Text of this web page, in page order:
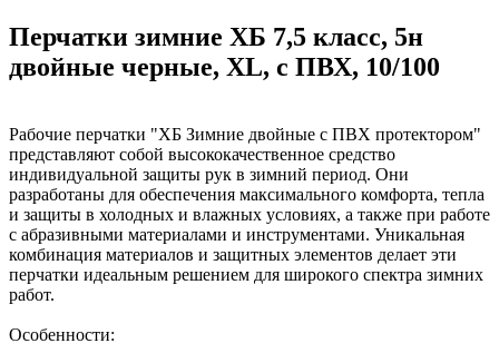
Перчатки зимние ХБ 7,5 класс, 5н
двойные черные, XL, с ПВХ, 10/100
Рабочие перчатки "ХБ Зимние двойные с ПВХ протектором"
представляют собой высококачественное средство
индивидуальной защиты рук в зимний период. Они
разработаны для обеспечения максимального комфорта, тепла
и защиты в холодных и влажных условиях, а также при работе
с абразивными материалами и инструментами. Уникальная
комбинация материалов и защитных элементов делает эти
перчатки идеальным решением для широкого спектра зимних
работ.
Особенности: